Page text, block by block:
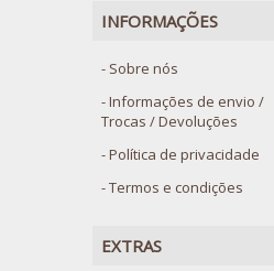
INFORMAÇÕES
Sobre nós
Informações de envio /
Trocas / Devoluções
Política de privacidade
Termos e condições
EXTRAS